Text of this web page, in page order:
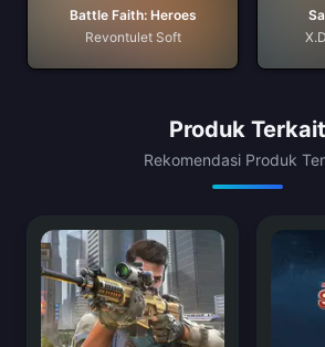
Battle Faith: Heroes
Revontulet Soft
Produk Terkait
Rekomendasi Produk